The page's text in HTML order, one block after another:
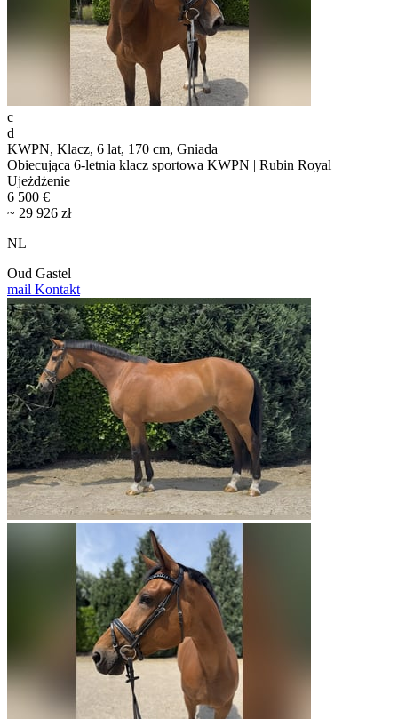
c
d
KWPN, Klacz, 6 lat, 170 cm, Gniada
Obiecująca 6-letnia klacz sportowa KWPN | Rubin Royal
Ujeżdżenie
6 500 €
~ 29 926 zł
NL
Oud Gastel
mail Kontakt